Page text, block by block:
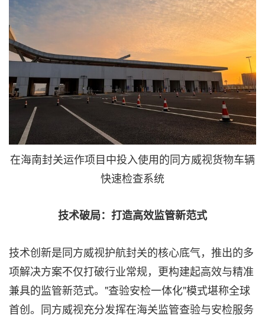
在海南封关运作项目中投入使用的同方威视货物车辆
快速检查系统
技术破局：打造高效监管新范式
技术创新是同方威视护航封关的核心底气，推出的多
项解决方案不仅打破行业常规，更构建起高效与精准
兼具的监管新范式。"查验安检一体化"模式堪称全球
首创。同方威视充分发挥在海关监管查验与安检服务